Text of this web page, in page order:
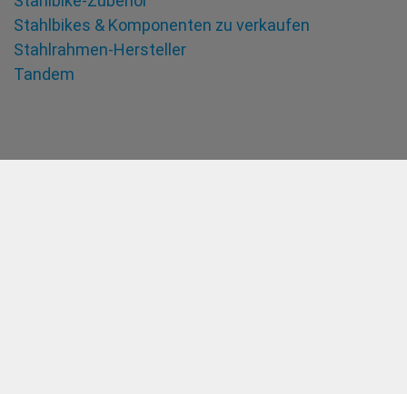
Stahlbikes & Komponenten zu verkaufen
Stahlrahmen-Hersteller
Tandem